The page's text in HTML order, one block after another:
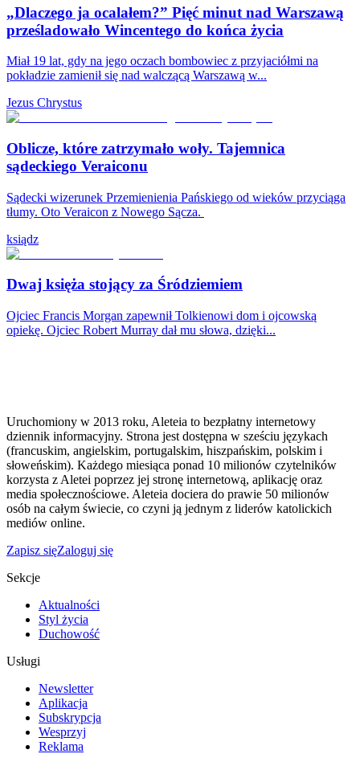
„Dlaczego ja ocalałem?” Pięć minut nad Warszawą
prześladowało Wincentego do końca życia
Miał 19 lat, gdy na jego oczach bombowiec z przyjaciółmi na
pokładzie zamienił się nad walczącą Warszawą w...
Jezus Chrystus
Oblicze, które zatrzymało woły. Tajemnica
sądeckiego Veraiconu
Sądecki wizerunek Przemienienia Pańskiego od wieków przyciąga
tłumy. Oto Veraicon z Nowego Sącza.
ksiądz
Dwaj księża stojący za Śródziemiem
Ojciec Francis Morgan zapewnił Tolkienowi dom i ojcowską
opiekę. Ojciec Robert Murray dał mu słowa, dzięki...
Uruchomiony w 2013 roku, Aleteia to bezpłatny internetowy
dziennik informacyjny. Strona jest dostępna w sześciu językach
(francuskim, angielskim, portugalskim, hiszpańskim, polskim i
słoweńskim). Każdego miesiąca ponad 10 milionów czytelników
korzysta z Aletei poprzez jej stronę internetową, aplikację oraz
media społecznościowe. Aleteia dociera do prawie 50 milionów
osób na całym świecie, co czyni ją jednym z liderów katolickich
mediów online.
Zapisz sięZaloguj się
Sekcje
Aktualności
Styl życia
Duchowość
Usługi
Newsletter
Aplikacja
Subskrypcja
Wesprzyj
Reklama